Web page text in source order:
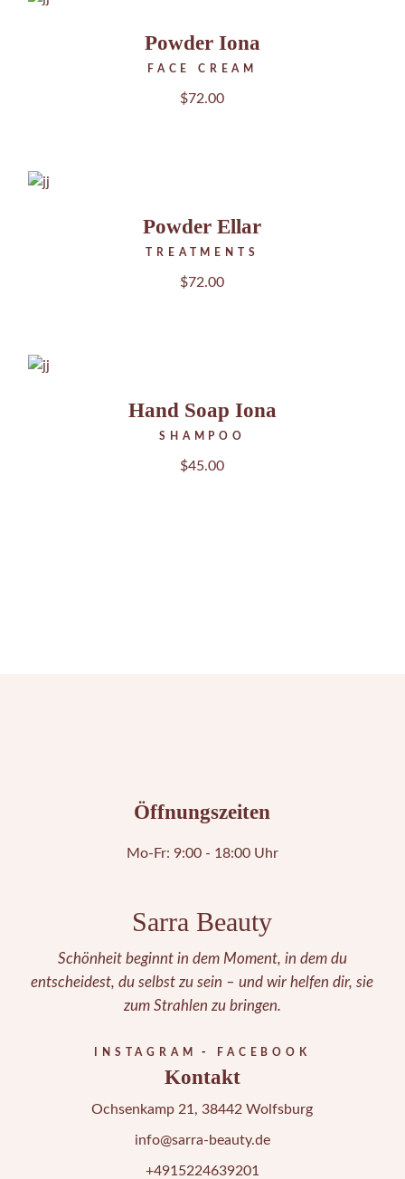
Powder Iona
FACE CREAM
$72.00
Powder Ellar
TREATMENTS
$72.00
Hand Soap Iona
SHAMPOO
$45.00
Öffnungszeiten
Mo-Fr: 9:00 - 18:00 Uhr
Sarra Beauty
Schönheit beginnt in dem Moment, in dem du
entscheidest, du selbst zu sein – und wir helfen dir, sie
zum Strahlen zu bringen.
INSTAGRAM FACEBOOK
Kontakt
Ochsenkamp 21, 38442 Wolfsburg
info@sarra-beauty.de
+4915224639201